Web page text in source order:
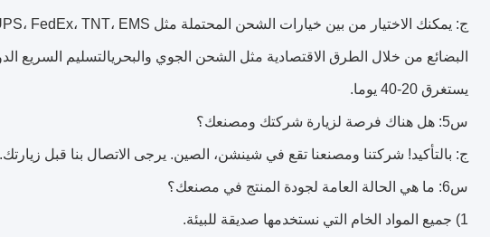
يستغرق 20-40 يوما.
س5: هل هناك فرصة لزيارة شركتك ومصنعك؟
ج: بالتأكيد! شركتنا ومصنعنا تقع في شينشن، الصين. يرجى الاتصال بنا قبل زيارتك.
س6: ما هي الحالة العامة لجودة المنتج في مصنعك؟
1) جميع المواد الخام التي نستخدمها صديقة للبيئة.